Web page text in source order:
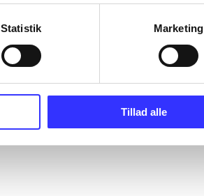
Statistik Marketing
Tillad alle